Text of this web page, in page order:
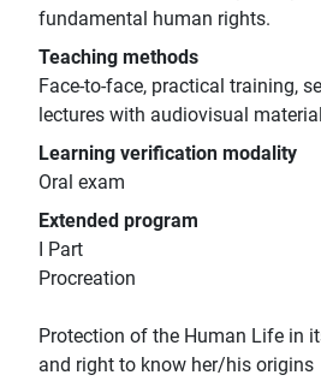
fundamental human rights.
Teaching methods
Face-to-face, practical training,
lectures with audiovisual material
Learning verification modality
Oral exam
Extended program
I Part
Procreation
Protection of the Human Life in
and right to know her/his origins